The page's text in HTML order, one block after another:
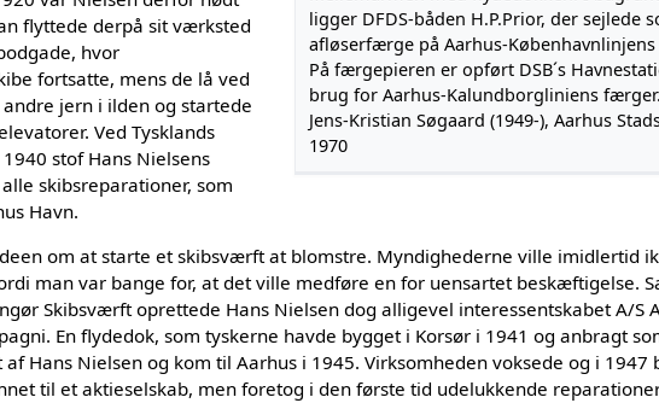
ligger DFDS-båden H.P.Prior, der sejlede
afløserfærge på Aarhus-
På færgepieren er opført DSB´s
brug for Aarhus-Kalundborgliniens
Jens-Kristian Søgaard (1949-), Aarhus
1970
flyttede derpå sit værksted
hvor
fortsatte, mens de lå ved
jern i ilden og startede
Ved Tysklands
stof Hans Nielsens
skibsreparationer, som
Havn.
om at starte et skibsværft at blomstre. Myndighederne ville imidlertid
man var bange for, at det ville medføre en for uensartet beskæftigelse.
Skibsværft oprettede Hans Nielsen dog alligevel interessentskabet A/S
En flydedok, som tyskerne havde bygget i Korsør i 1941 og anbragt
Hans Nielsen og kom til Aarhus i 1945. Virksomheden voksede og i 1947
til et aktieselskab, men foretog i den første tid udelukkende